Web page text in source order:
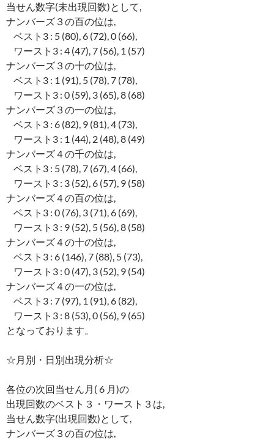
当せん数字(未出現回数)として,
ナンバーズ３の百の位は,
ベスト3 : 5 (80), 6 (72), 0 (66),
ワースト3 : 4 (47), 7 (56), 1 (57)
ナンバーズ３の十の位は,
ベスト3 : 1 (91), 5 (78), 7 (78),
ワースト3 : 0 (59), 3 (65), 8 (68)
ナンバーズ３の一の位は,
ベスト3 : 6 (82), 9 (81), 4 (73),
ワースト3 : 1 (44), 2 (48), 8 (49)
ナンバーズ４の千の位は,
ベスト3 : 5 (78), 7 (67), 4 (66),
ワースト3 : 3 (52), 6 (57), 9 (58)
ナンバーズ４の百の位は,
ベスト3 : 0 (76), 3 (71), 6 (69),
ワースト3 : 9 (52), 5 (56), 8 (58)
ナンバーズ４の十の位は,
ベスト3 : 6 (146), 7 (88), 5 (73),
ワースト3 : 0 (47), 3 (52), 9 (54)
ナンバーズ４の一の位は,
ベスト3 : 7 (97), 1 (91), 6 (82),
ワースト3 : 8 (53), 0 (56), 9 (65)
となっております。
☆月別・日別出現分析☆
各位の次回当せん月( 6 月)の
出現回数のベスト３・ワースト３は,
当せん数字(出現回数)として,
ナンバーズ３の百の位は,